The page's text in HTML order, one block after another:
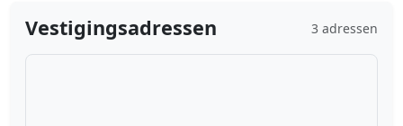
Vestigingsadressen 3 adressen